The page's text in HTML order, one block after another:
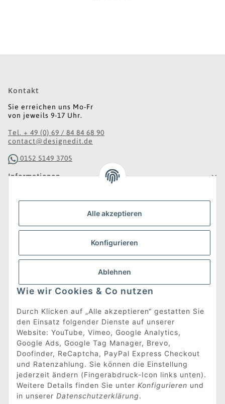
Alle akzeptieren
Konfigurieren
Ablehnen
Wie wir Cookies & Co nutzen
Durch Klicken auf „Alle akzeptieren“ gestatten Sie
den Einsatz folgender Dienste auf unserer
Website: YouTube, Vimeo, Google Analytics,
Google Ads, Google Tag Manager, Brevo,
Doofinder, ReCaptcha, PayPal Express Checkout
und Ratenzahlung. Sie können die Einstellung
jederzeit ändern (Fingerabdruck-Icon links unten).
Weitere Details finden Sie unter Konfigurieren und
in unserer Datenschutzerklärung.
Kontakt
Sie erreichen uns Mo-Fr
von jeweils 9-17 Uhr.
Tel. + 49 (0) 69 / 84 84 68 90
contact@designedit.de
0152 5149 3705
Informationen
Gesetzliche Informationen
Was ist DesignEdit_?
Eine Online-Boutique für individuelles Design.
Ausgewählte Designer-Möbel und Accessoires, neue und
gebrauchte Designklassiker, die Entdeckung
unbekannter Manufakturen und Interior-Schätze aus
aller Welt sowie ein Blogazine mit jeder Menge
Inspiration.
Für alle, die nach dem Besonderen suchen!
[mehr erfahren]
Vertrag widerrufen